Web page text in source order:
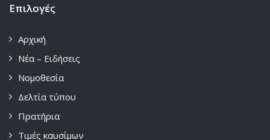
Επιλογές
Αρχική
Νέα – Ειδήσεις
Νομοθεσία
Δελτία τύπου
Πρατήρια
Τιμές καυσίμων